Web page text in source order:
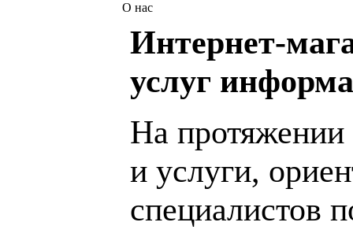
О нас
Интернет-
услуг
На протяжении
и услуги,
специалистов